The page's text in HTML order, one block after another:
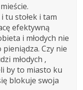
tu stołek i tam
efektywną
i młodych nie
Czy nie
młodych ,
by to miasto ku
blokuje swoja